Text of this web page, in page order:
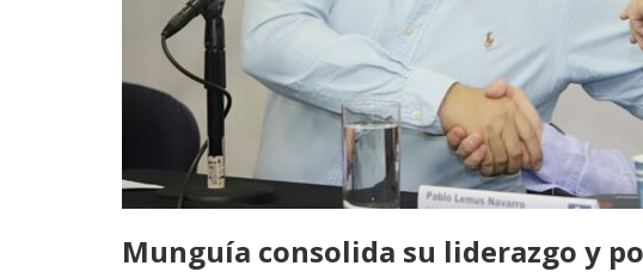
Munguía consolida su liderazgo y